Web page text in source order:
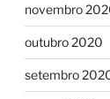
novembro
outubro 2020
setembro